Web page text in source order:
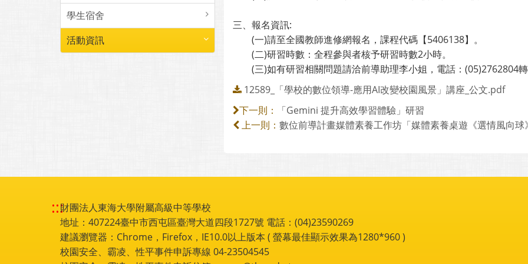
學生宿舍
活動資訊
三、報名資訊:
(一)請至全國教師進修網報名，課程代碼【5406138】。
(二)研習時數：全程參與者核予研習時數2小時。
(三)如有研習相關問題請洽前導助理李小姐，電話：(05)2762804
12589_「學校的數位領導-應用AI改變校園風景」講座_公文.pdf
下一則： 「Gemini 提升高效學習體驗」研習
上一則： 數位前導計畫媒體素養工作坊「媒體素養桌遊《選情風向球
:::財團法人東海大學附屬高級中等學校
地址：407224臺中市西屯區臺灣大道四段1727號 電話：(04)23590269
建議瀏覽器：Chrome，Firefox，IE10.0以上版本 ( 螢幕最佳顯示效果為1280*960 )
校園安全、霸凌、性平事件申訴專線 04-23504545